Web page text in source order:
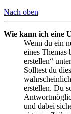
Nach oben
Wie kann ich eine
Wenn du ein
eines Themas
erstellen“
Solltest du
erstellen. Du
und dabei